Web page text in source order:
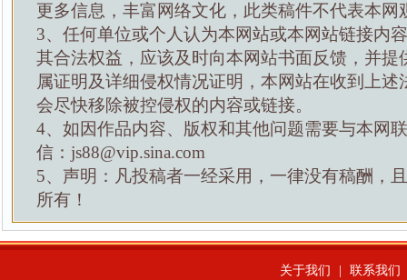
更多信息，丰富网络文化，此类稿件不代表本网
3、任何单位或个人认为本网站或本网站链接内
其合法权益，应该及时向本网站书面反馈，并提
属证明及详细侵权情况证明，本网站在收到上述
会尽快移除被控侵权的内容或链接。
4、如因作品内容、版权和其他问题需要与本网
信：js88@vip.sina.com
5、声明：凡投稿者一经采用，一律没有稿酬，
所有！
关于我们 联系我们